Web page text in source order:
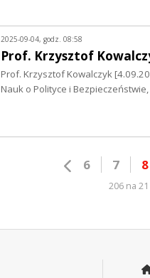
2025-09-04, godz. 08:58
Prof. Krzysztof
Prof. Krzysztof Kowalczyk
Nauk o Polityce i
6 7 8
206 na